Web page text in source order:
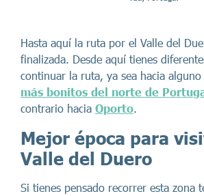
Hasta aquí la ruta por el Valle del
finalizada. Desde aquí tienes
continuar la ruta, ya sea hacia
más bonitos del norte de
contrario hacia Oporto.
Mejor época para
Valle del Duero
Si tienes pensado recorrer esta zona